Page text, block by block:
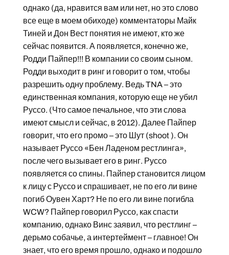
однако (да, нравится вам или нет, но это слово
все еще в моем обиходе) комментаторы Майк
Тиней и Дон Вест понятия не имеют, кто же
сейчас появится. А появляется, конечно же,
Родди Пайпер!!! В компании со своим сыном.
Родди выходит в ринг и говорит о том, чтобы
разрешить одну проблему. Ведь TNA – это
единственная компания, которую еще не убил
Руссо. (Что самое печальное, что эти слова
имеют смысл и сейчас, в 2012). Далее Пайпер
говорит, что его промо – это Шут (shoot ). Он
называет Руссо «Бен Ладеном рестлинга»,
после чего вызывает его в ринг. Руссо
появляется со спины. Пайпер становится лицом
к лицу с Руссо и спрашивает, не по его ли вине
погиб Оувен Харт? Не по его ли вине погибла
WCW? Пайпер говорил Руссо, как спасти
компанию, однако Винс заявил, что рестлинг –
дерьмо собачье, а интертеймент – главное! Он
знает, что его время прошло, однако и подошло